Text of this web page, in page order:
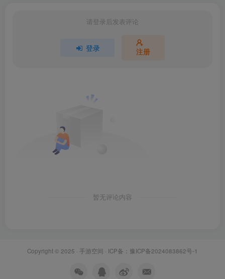
请登录后发表评论
登录 注册
暂无评论内容
Copyright © 2025 · 手游空间 · ICP备： 豫ICP备2024083862号-1